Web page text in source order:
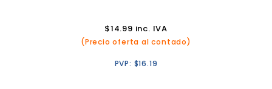
$14.99 inc. IVA
(Precio oferta al contado)
PVP: $16.19